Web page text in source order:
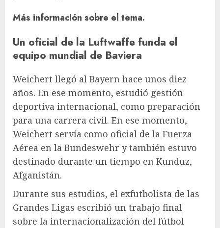
Más información sobre el tema.
Un oficial de la Luftwaffe funda el
equipo mundial de Baviera
Weichert llegó al Bayern hace unos diez
años. En ese momento, estudió gestión
deportiva internacional, como preparación
para una carrera civil. En ese momento,
Weichert servía como oficial de la Fuerza
Aérea en la Bundeswehr y también estuvo
destinado durante un tiempo en Kunduz,
Afganistán.
Durante sus estudios, el exfutbolista de las
Grandes Ligas escribió un trabajo final
sobre la internacionalización del fútbol